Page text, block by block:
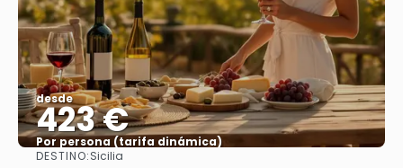
desde
423 €
Por persona (tarifa dinámica)
DESTINO:Sicilia